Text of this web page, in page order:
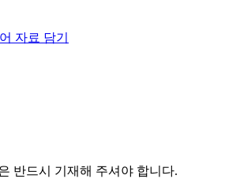
자료 담기
반드시 기재해 주셔야 합니다.